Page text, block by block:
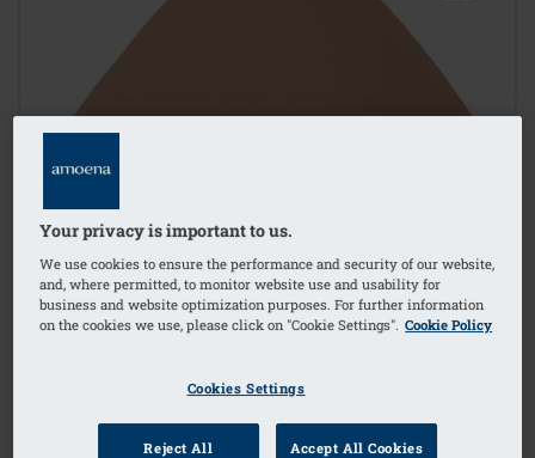
Your privacy is important to us.
We use cookies to ensure the performance and security of our website,
and, where permitted, to monitor website use and usability for
business and website optimization purposes. For further information
on the cookies we use, please click on "Cookie Settings". Cookie Policy
Cookies Settings
Reject All Accept All Cookies